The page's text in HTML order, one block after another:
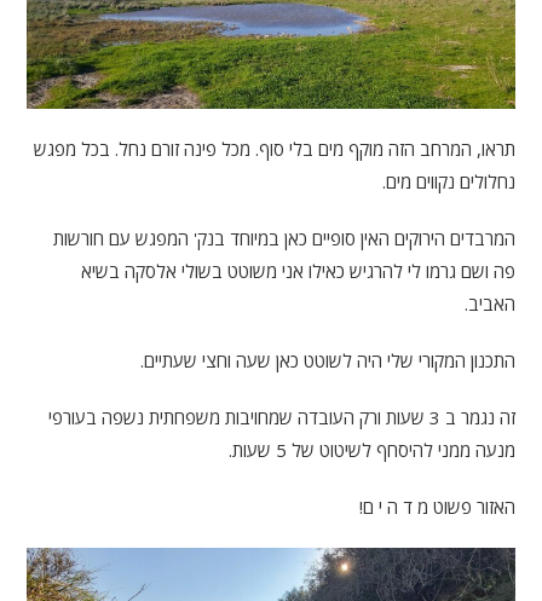
תראו, המרחב הזה מוקף מים בלי סוף. מכל פינה זורם נחל. בכל מפגש
נחלולים נקווים מים.
המרבדים הירוקים האין סופיים כאן במיוחד בנק' המפגש עם חורשות
פה ושם גרמו לי להרגיש כאילו אני משוטט בשולי אלסקה בשיא
האביב.
התכנון המקורי שלי היה לשוטט כאן שעה וחצי שעתיים.
זה נגמר ב 3 שעות ורק העובדה שמחויבות משפחתית נשפה בעורפי
מנעה ממני להיסחף לשיטוט של 5 שעות.
האזור פשוט מ ד ה י ם!